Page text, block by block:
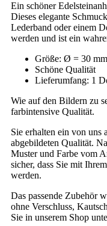
Ein schöner
Dieses elegante
Lederband oder einem
werden und ist ein
Größe: Ø = 30 mm
Schöne Qualität
Lieferumfang: 1
Wie auf den Bildern zu
farbintensive Qualität.
Sie erhalten ein von uns
abgebildeten Qualität.
Muster und Farbe vom
sicher, dass Sie mit
werden.
Das passende Zubehör
ohne Verschluss,
Sie in unserem Shop